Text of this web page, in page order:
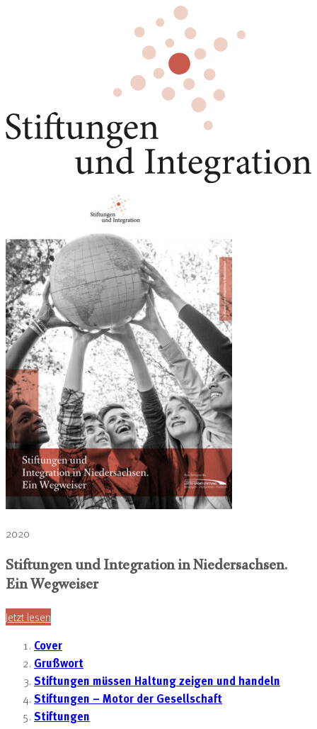
2020
Stiftungen und Integration in Niedersachsen.
Ein Wegweiser
Jetzt lesen
Cover
Grußwort
Stiftungen müssen Haltung zeigen und handeln
Stiftungen – Motor der Gesellschaft
Stiftungen